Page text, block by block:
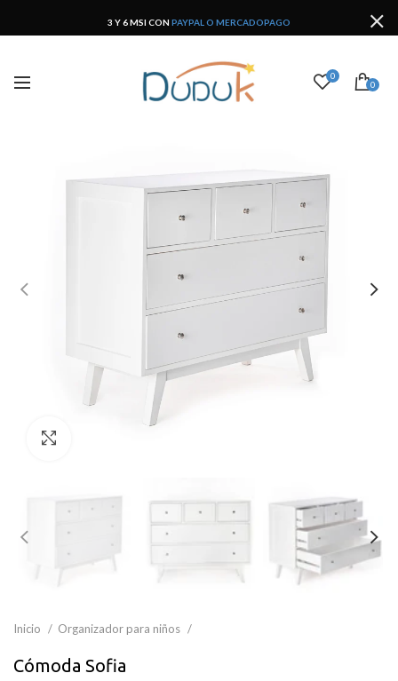
3 Y 6 MSI CON PAYPAL O MERCADOPAGO
0
0
Inicio Organizador para niños
Cómoda Sofia